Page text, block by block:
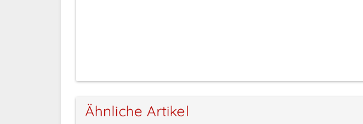
Ähnliche Artikel